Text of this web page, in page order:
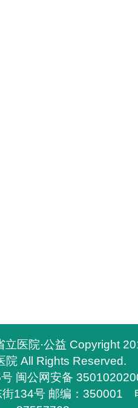
立医院·公益 Copyright
院 All Rights Reserved.
闽公网安备
街134号 邮编：350001